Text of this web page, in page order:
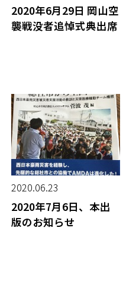
2020年6月29日 岡山空
襲戦没者追悼式典出席
2020.06.23
2020年7月6日、本出
版のお知らせ